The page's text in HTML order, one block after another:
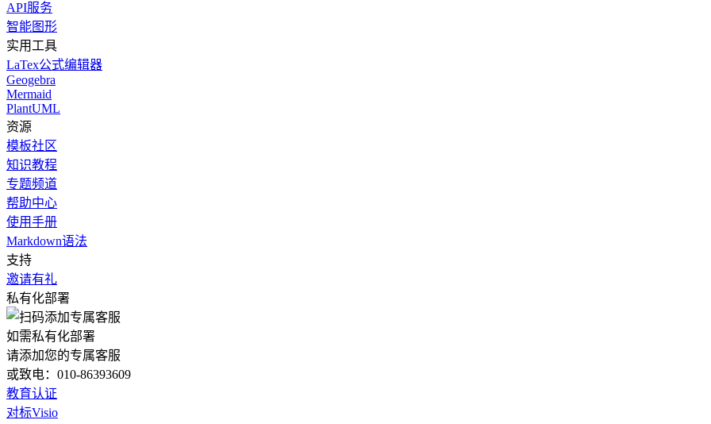
API服务
智能图形
实用工具
LaTex公式编辑器
Geogebra
Mermaid
PlantUML
资源
模板社区
知识教程
专题频道
帮助中心
使用手册
Markdown语法
支持
邀请有礼
私有化部署
如需私有化部署
请添加您的专属客服
或致电：010-86393609
教育认证
对标Visio